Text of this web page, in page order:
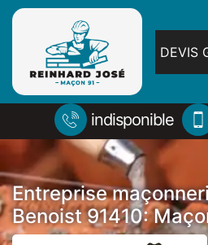
DEVIS
indisponible
Entreprise
Benoist 91410: